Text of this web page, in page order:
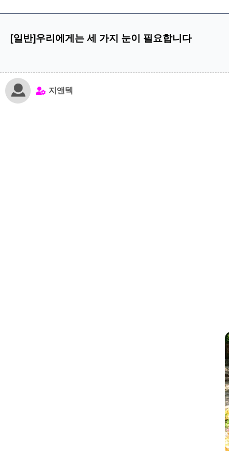
[일반]우리에게는 세 가지 눈이 필요합니다
지앤텍